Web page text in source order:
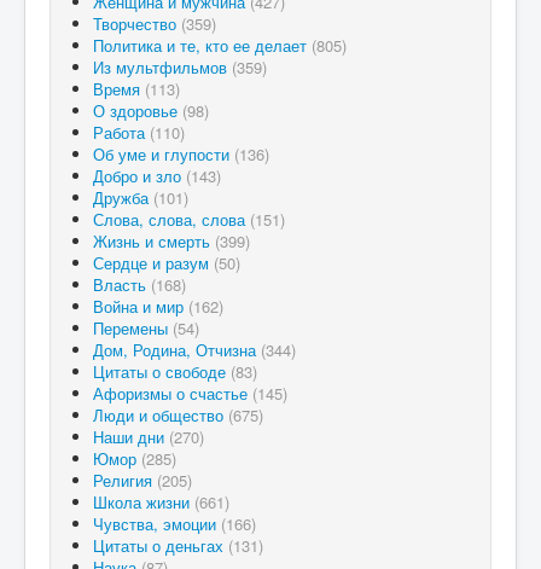
Творчество (359)
Политика и те, кто ее делает (805)
Из мультфильмов (359)
Время (113)
О здоровье (98)
Работа (110)
Об уме и глупости (136)
Добро и зло (143)
Дружба (101)
Слова, слова, слова (151)
Жизнь и смерть (399)
Сердце и разум (50)
Власть (168)
Война и мир (162)
Перемены (54)
Дом, Родина, Отчизна (344)
Цитаты о свободе (83)
Афоризмы о счастье (145)
Люди и общество (675)
Наши дни (270)
Юмор (285)
Религия (205)
Школа жизни (661)
Чувства, эмоции (166)
Цитаты о деньгах (131)